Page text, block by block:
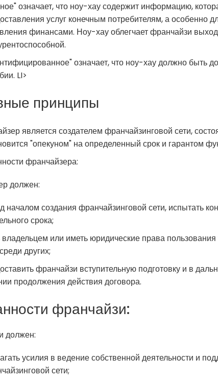
означает, что ноу-хау содержит информацию,
услуг конечным потребителям, а особенно
финансами. Ноу-хау облегчает франчайзи
означает, что ноу-хау должно быть
LI>
принципы
является создателем франчайзинговой сети,
"опекуном" на определенный срок и гарантом
франчайзера:
должен:
началом создания франчайзинговой сети, испытать
срока;
или иметь юридические права
других;
франчайзи вступительную подготовку и в
продолжения действия договора.
франчайзи:
должен:
усилия в ведение собственной деятельности и
сети;